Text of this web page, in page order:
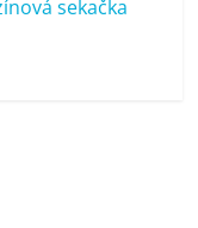
sekačka